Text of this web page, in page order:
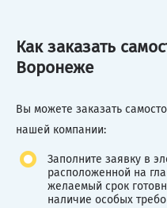
Как заказать
Воронеже
Вы можете заказать
нашей компании:
Заполните заявку в
расположенной на
желаемый срок
наличие особых